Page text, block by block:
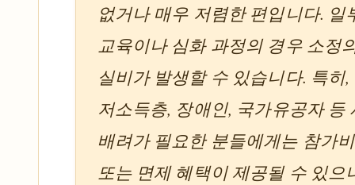
없거나 매우 저렴한 편입니다. 일
교육이나 심화 과정의 경우 소정
실비가 발생할 수 있습니다. 특히,
저소득층, 장애인, 국가유공자 등
배려가 필요한 분들에게는 참가
또는 면제 혜택이 제공될 수 있으